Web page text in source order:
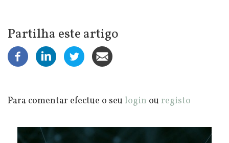
Partilha este artigo
Para comentar efectue o seu login ou registo